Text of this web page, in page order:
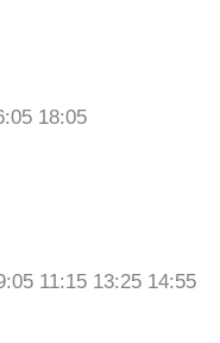
18:05
11:15 13:25 14:55